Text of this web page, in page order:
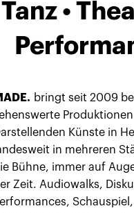
Tanz •
bringt seit 2009
Künste in
in mehreren
Bühne, immer auf
Zeit. Audiowalks,
Schauspiel,